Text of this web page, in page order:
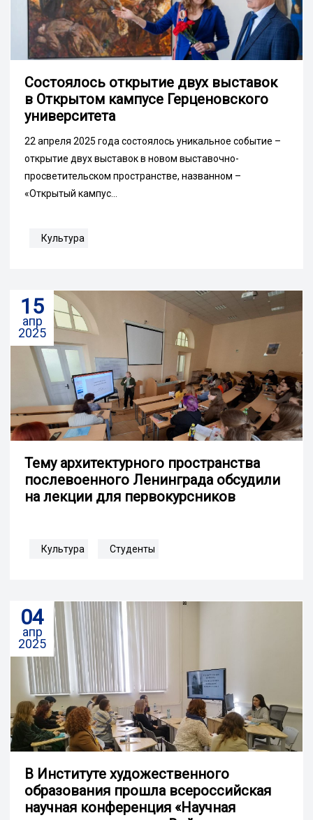
Состоялось открытие двух выставок
в Открытом кампусе Герценовского
университета
22 апреля 2025 года состоялось уникальное событие –
открытие двух выставок в новом выставочно-
просветительском пространстве, названном –
«Открытый кампус...
Культура
15
апр
2025
Тему архитектурного пространства
послевоенного Ленинграда обсудили
на лекции для первокурсников
Культура Студенты
04
апр
2025
В Институте художественного
образования прошла всероссийская
научная конференция «Научная